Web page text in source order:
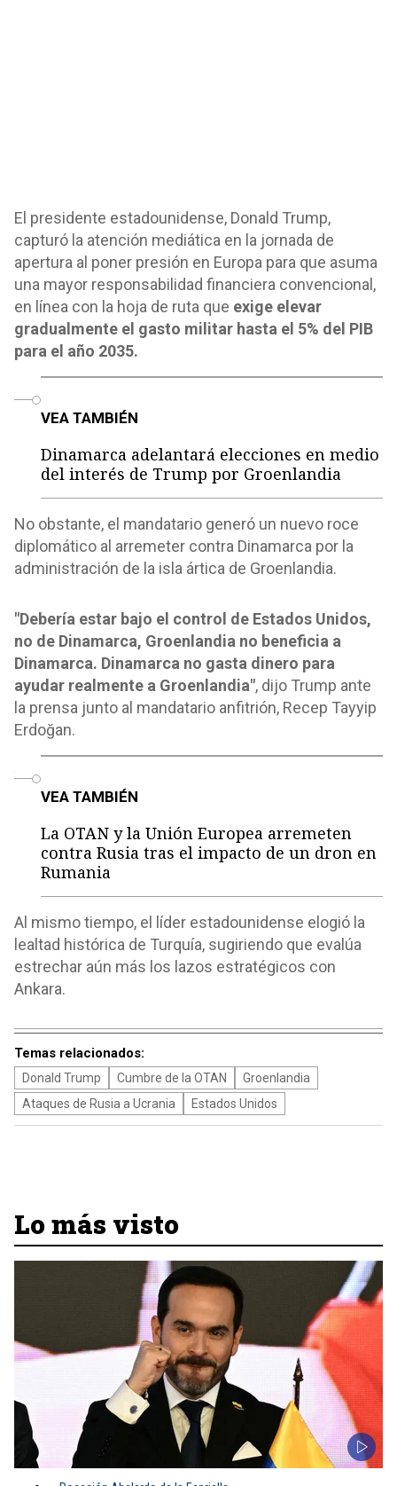
El presidente estadounidense, Donald Trump,
capturó la atención mediática en la jornada de
apertura al poner presión en Europa para que asuma
una mayor responsabilidad financiera convencional,
en línea con la hoja de ruta que exige elevar
gradualmente el gasto militar hasta el 5% del PIB
para el año 2035.
VEA TAMBIÉN
Dinamarca adelantará elecciones en medio
del interés de Trump por Groenlandia
No obstante, el mandatario generó un nuevo roce
diplomático al arremeter contra Dinamarca por la
administración de la isla ártica de Groenlandia.
"Debería estar bajo el control de Estados Unidos,
no de Dinamarca, Groenlandia no beneficia a
Dinamarca. Dinamarca no gasta dinero para
ayudar realmente a Groenlandia", dijo Trump ante
la prensa junto al mandatario anfitrión, Recep Tayyip
Erdoğan.
VEA TAMBIÉN
La OTAN y la Unión Europea arremeten
contra Rusia tras el impacto de un dron en
Rumania
Al mismo tiempo, el líder estadounidense elogió la
lealtad histórica de Turquía, sugiriendo que evalúa
estrechar aún más los lazos estratégicos con
Ankara.
Temas relacionados:
Donald Trump Cumbre de la OTAN
Groenlandia
Ataques de Rusia a Ucrania
Estados Unidos
Lo más visto